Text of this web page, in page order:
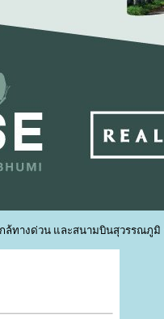
ล้ทางด่วน และสนามบินสุวรรณภูมิ